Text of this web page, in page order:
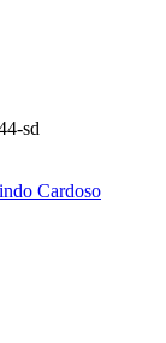
sd
Cardoso